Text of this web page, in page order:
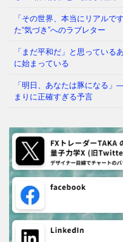
「その世界、本当にリアル
た“気づき”へのラブレター
「まだ平和だ」と思ってい
に始まっている
「明日、あなたは豚になる
まりに正確すぎる予言